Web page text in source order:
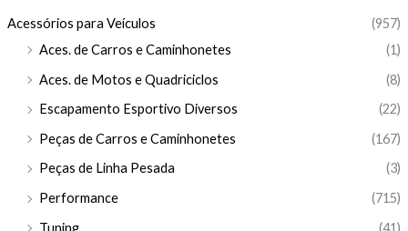
Acessórios para Veículos
(957)
Aces. de Carros e Caminhonetes
(1)
Aces. de Motos e Quadriciclos
(8)
Escapamento Esportivo Diversos
(22)
Peças de Carros e Caminhonetes
(167)
Peças de Linha Pesada
(3)
Performance
(715)
Tuning
(41)